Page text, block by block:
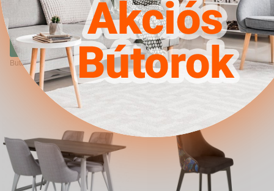
4.567Ft
Ugrás a
boltba
Részletek
Butor1.hu
4.567Ft
Ugrás a
boltba
Részletek
Butor1.hu